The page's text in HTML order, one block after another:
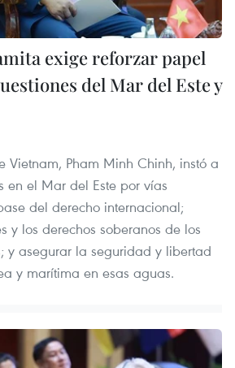
exige reforzar papel
del Mar del Este y
Vietnam, Pham Minh Chinh, instó a
en el Mar del Este por vías
del derecho internacional;
y los derechos soberanos de los
y asegurar la seguridad y libertad
y marítima en esas aguas.